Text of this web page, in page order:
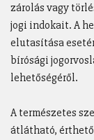
zárolás vagy
jogi indokait. A
elutasítása
bírósági
lehetőségéről.
A természetes
átlátható,